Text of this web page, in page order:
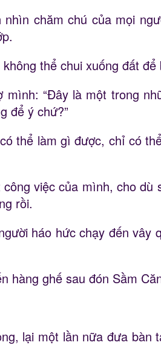
chăm chú của mọi
thể chui xuống đất để
“Đây là một trong
để ý chứ?”
thể làm gì được, chỉ có
việc của mình, cho dù
rồi.
háo hức chạy đến vây
hàng ghế sau đón Sầm
lại một lần nữa đưa